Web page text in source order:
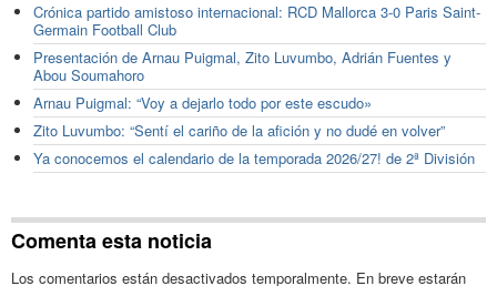
Crónica partido amistoso internacional: RCD Mallorca 3-0 Paris Saint-
Germain Football Club
Presentación de Arnau Puigmal, Zito Luvumbo, Adrián Fuentes y
Abou Soumahoro
Arnau Puigmal: “Voy a dejarlo todo por este escudo»
Zito Luvumbo: “Sentí el cariño de la afición y no dudé en volver”
Ya conocemos el calendario de la temporada 2026/27! de 2ª División
Comenta esta noticia
Los comentarios están desactivados temporalmente. En breve estarán